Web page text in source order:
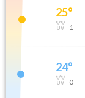
25°
1
24°
0